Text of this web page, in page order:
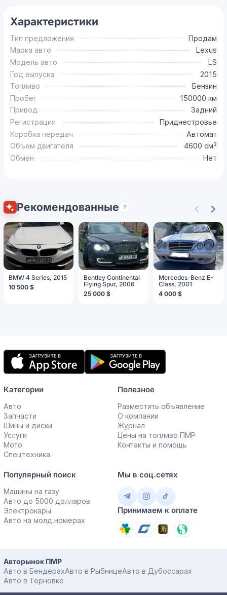
Характеристики
Тип предложения
Продам
Марка авто
Lexus
Модель авто
LS
Год выпуска
2015
Топливо
Бензин
Пробег
150000 км
Привод
Задний
Регистрация
Приднестровье
Коробка передач
Автомат
Объем двигателя
4600 см³
Обмен
Нет
Рекомендованные ?
BMW 4 Series, 2015
10 500 $
Bentley Continental
Flying Spur, 2006
25 000 $
Mercedes-Benz E-
Class, 2001
4 000 $
Мобильное
приложение
Категории
Авто
Запчасти
Шины и диски
Услуги
Мото
Спецтехника
Полезное
Разместить объявление
О компании
Журнал
Цены на топливо ПМР
Контакты и помощь
Популярный поиск
Машины на газу
Авто до 5000 долларов
Электрокары
Авто на молд.номерах
Мы в соц.сетях
Принимаем к оплате
Авторынок ПМР
Авто в БендерахАвто в РыбницеАвто в Дубоссарах
Авто в Терновке